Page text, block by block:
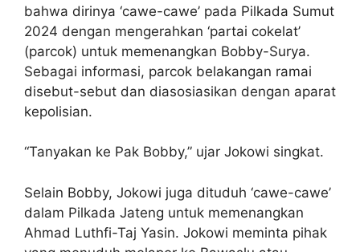
bahwa dirinya ‘cawe-cawe’ pada Pilkada Sumut
2024 dengan mengerahkan ‘partai cokelat’
(parcok) untuk memenangkan Bobby-Surya.
Sebagai informasi, parcok belakangan ramai
disebut-sebut dan diasosiasikan dengan aparat
kepolisian.
“Tanyakan ke Pak Bobby,” ujar Jokowi singkat.
Selain Bobby, Jokowi juga dituduh ‘cawe-cawe’
dalam Pilkada Jateng untuk memenangkan
Ahmad Luthfi-Taj Yasin. Jokowi meminta pihak